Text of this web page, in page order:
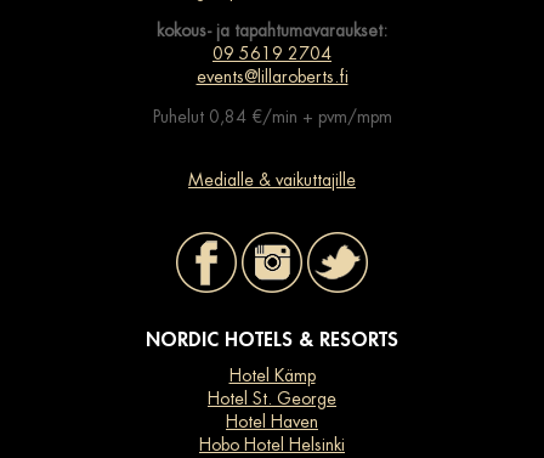
kokous- ja tapahtumavaraukset:
09 5619 2704
events@lillaroberts.fi
Puhelut 0,84 €/min + pvm/mpm
Medialle & vaikuttajille
NORDIC HOTELS & RESORTS
Hotel Kämp
Hotel St. George
Hotel Haven
Hobo Hotel Helsinki